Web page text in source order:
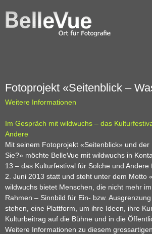
Fotoprojekt «Seitenblick –
Weitere Informationen
Im Gespräch mit wildwuchs – das
Andere
Mit seinem Fotoprojekt «Seitenblick» und der
Sie?» möchte BelleVue mit wildwuchs in
13 – das Kulturfestival für Solche und
2. Juni 2013 statt und steht unter dem Motto
wildwuchs bietet Menschen, die nicht mehr
Rahmen – Sinnbild für Ein- bzw.
stehen, eine Plattform, um ihre Ideen, ihre
Kulturbeitrag auf die Bühne und in die
Weitere Informationen zu diesem